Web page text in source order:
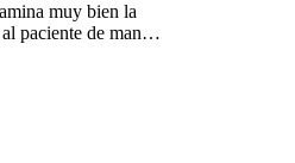
muy bien la
paciente de manera
y explica de
Despeja las